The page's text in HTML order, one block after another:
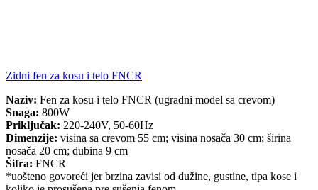
Zidni fen za kosu i telo FNCR
Naziv: Fen za kosu i telo FNCR (ugradni model sa crevom)
Snaga: 800W
Priključak: 220-240V, 50-60Hz
Dimenzije: visina sa crevom 55 cm; visina nosača 30 cm; širina
nosača 20 cm; dubina 9 cm
Šifra: FNCR
*uošteno govoreći jer brzina zavisi od dužine, gustine, tipa kose i